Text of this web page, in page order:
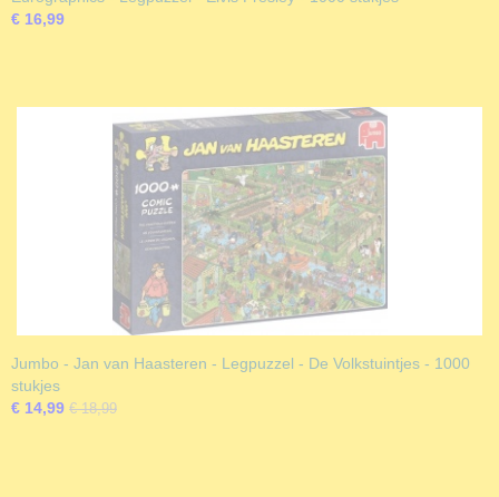
€ 16,99
Jumbo - Jan van Haasteren - Legpuzzel - De Volkstuintjes - 1000
stukjes
€ 14,99 € 18,99